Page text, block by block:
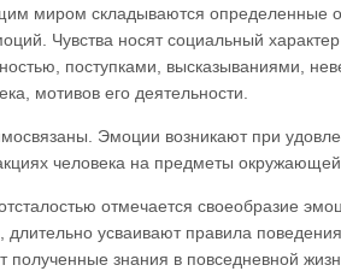
миром складываются определенные
Чувства носят социальный
поступками, высказываниями,
мотивов его деятельности.
Эмоции возникают при
человека на предметы окружающей
отмечается своеобразие
усваивают правила
знания в повседневной